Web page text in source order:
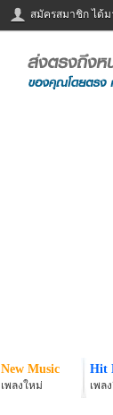
สมัครสมาชิก ได้
Email
New Music
เพลงใหม่
Hit
เพล